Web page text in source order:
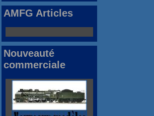
AMFG Articles
Nouveauté
commerciale